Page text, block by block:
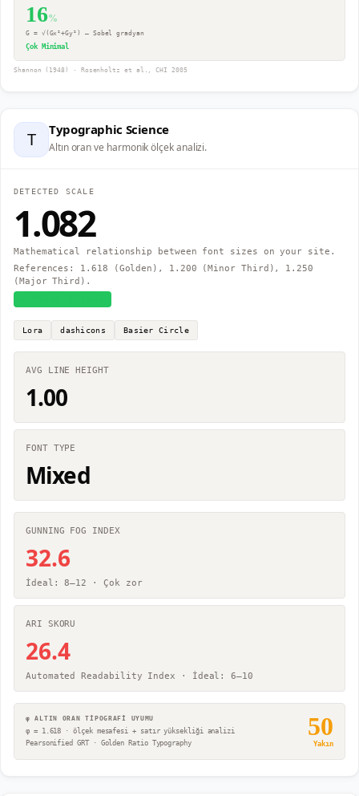
16%
G = √(Gx²+Gy²) — Sobel gradyan
Çok Minimal
Shannon (1948) · Rosenholtz et al., CHI 2005
T Typographic Science
Altın oran ve harmonik ölçek analizi.
DETECTED SCALE
1.082
Mathematical relationship between font sizes on your site.
References: 1.618 (Golden), 1.200 (Minor Third), 1.250
(Major Third).
Lora dashicons Basier Circle
AVG LINE HEIGHT
1.00
FONT TYPE
Mixed
GUNNING FOG INDEX
32.6
İdeal: 8–12 · Çok zor
ARI SKORU
26.4
Automated Readability Index · İdeal: 6–10
φ ALTIN ORAN TİPOGRAFİ UYUMU
φ = 1.618 · ölçek mesafesi + satır yüksekliği analizi
Pearsonified GRT · Golden Ratio Typography
50
Yakın